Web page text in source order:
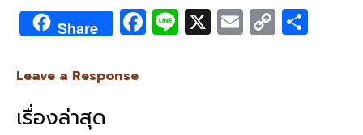
Share F Li X E C
Leave a Response
เรื่องล่าสุด